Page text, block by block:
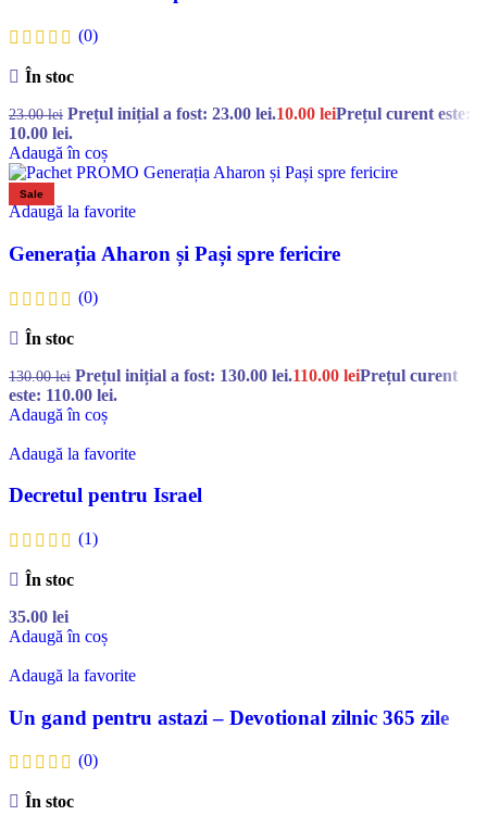
(0)
În stoc
23.00lei Prețul inițial a fost: 23.00 lei.10.00 leiPrețul curent este:
10.00 lei.
Adaugă în coș
Sale
Adaugă la favorite
Generația Aharon și Pași spre fericire
(0)
În stoc
130.00lei Prețul inițial a fost: 130.00 lei.110.00 leiPrețul curent
este: 110.00 lei.
Adaugă în coș
Adaugă la favorite
Decretul pentru Israel
(1)
În stoc
35.00 lei
Adaugă în coș
Adaugă la favorite
Un gand pentru astazi – Devotional zilnic 365 zile
(0)
În stoc